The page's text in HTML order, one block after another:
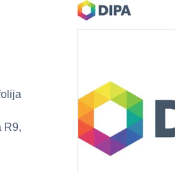
R9,